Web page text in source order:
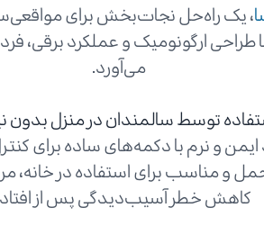
، یک راه‌حل نجات‌بخش برای
ارگونومیک و عملکرد برقی، فرد
می‌آورد.
توسط سالمندان در منزل بدون
و نرم با دکمه‌های ساده برای
و مناسب برای استفاده در خانه،
کاهش خطر آسیب‌دیدگی پس از